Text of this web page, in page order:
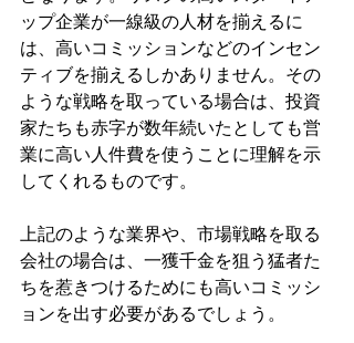
ップ企業が一線級の人材を揃えるに
は、高いコミッションなどのインセン
ティブを揃えるしかありません。その
ような戦略を取っている場合は、投資
家たちも赤字が数年続いたとしても営
業に高い人件費を使うことに理解を示
してくれるものです。
上記のような業界や、市場戦略を取る
会社の場合は、一獲千金を狙う猛者た
ちを惹きつけるためにも高いコミッシ
ョンを出す必要があるでしょう。